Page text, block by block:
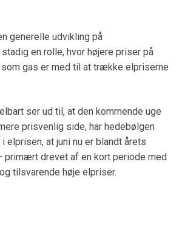
generelle udvikling på
en rolle, hvor højere priser på
gas er med til at trække elpriserne
ser ud til, at den kommende uge
prisvenlig side, har hedebølgen
elprisen, at juni nu er blandt årets
primært drevet af en kort periode med
tilsvarende høje elpriser.